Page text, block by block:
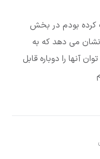
کرده بودم در بخش
نشان می دهد که به
را دوباره قابل